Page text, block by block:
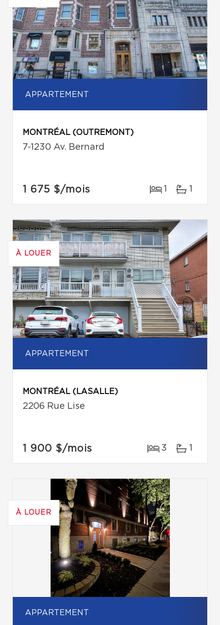
APPARTEMENT
MONTRÉAL (OUTREMONT)
7-1230 Av. Bernard
1 675 $/mois 1 1
À LOUER
APPARTEMENT
MONTRÉAL (LASALLE)
2206 Rue Lise
1 900 $/mois 3 1
À LOUER
APPARTEMENT